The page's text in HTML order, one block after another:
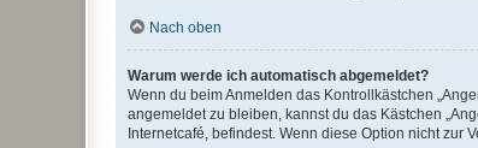
Nach oben
Warum werde ich automatisch abgemeldet?
Wenn du beim Anmelden das Kontrollkästchen
angemeldet zu bleiben, kannst du das Kästchen
Internetcafé, befindest. Wenn diese Option nicht zur